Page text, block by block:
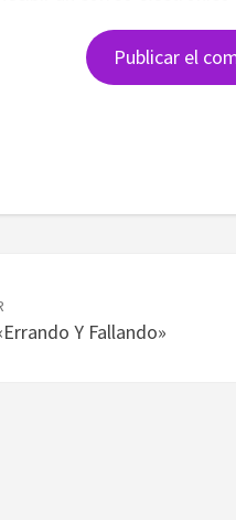
Y Fallando»